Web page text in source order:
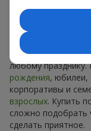
Купить
любому
рождения, юбилеи,
корпоративы и
взрослых. Купить
сложно подобрать
сделать приятное.